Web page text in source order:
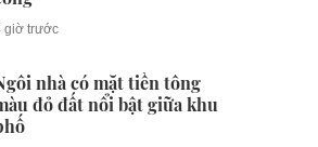
giờ trước
nhà có mặt tiền tông
đỏ đất nổi bật giữa khu